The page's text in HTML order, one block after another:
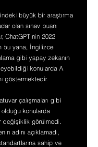
büyük bir araştırma
olan sınav puanı
ChatGPT'nin 2022
bu yana, İngilizce
gibi yapay zekanın
konularda A
göstermektedir.
çalışmaları gibi
olduğu konularda
değişiklik görülmedi.
adını açıklamadı,
sahip ve